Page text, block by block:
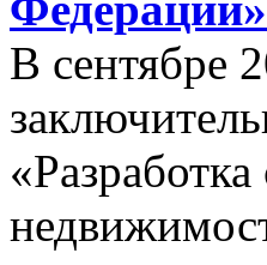
В сентябре